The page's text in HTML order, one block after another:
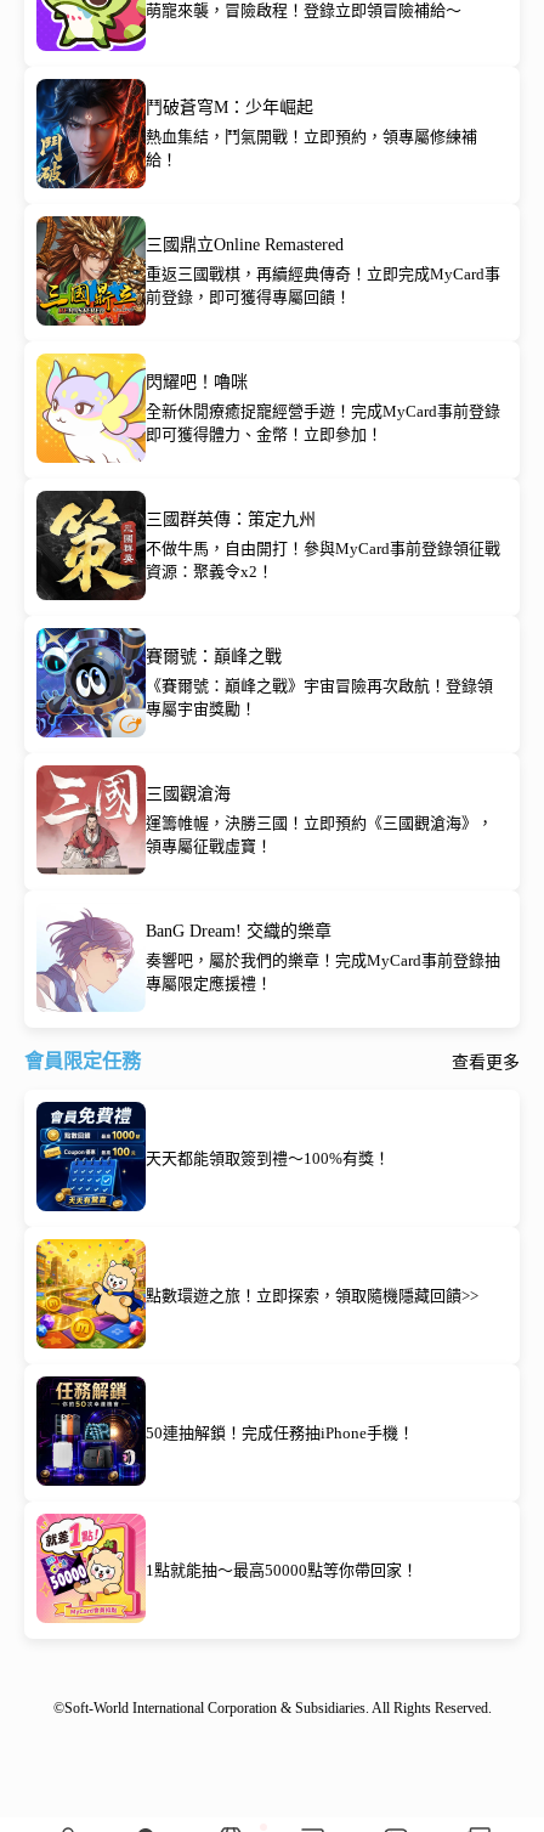
萌寵來襲，冒險啟程！登錄立即領冒險補給～
鬥破蒼穹M：少年崛起
熱血集結，鬥氣開戰！立即預約，領專屬修練補
給！
三國鼎立Online Remastered
重返三國戰棋，再續經典傳奇！立即完成MyCard事
前登錄，即可獲得專屬回饋！
閃耀吧！嚕咪
全新休閒療癒捉寵經營手遊！完成MyCard事前登錄
即可獲得體力、金幣！立即參加！
三國群英傳：策定九州
不做牛馬，自由開打！參與MyCard事前登錄領征戰
資源：聚義令x2！
賽爾號：巔峰之戰
《賽爾號：巔峰之戰》宇宙冒險再次啟航！登錄領
專屬宇宙獎勵！
三國觀滄海
運籌帷幄，決勝三國！立即預約《三國觀滄海》，
領專屬征戰虛寶！
BanG Dream! 交織的樂章
奏響吧，屬於我們的樂章！完成MyCard事前登錄抽
專屬限定應援禮！
會員限定任務 查看更多
天天都能領取簽到禮～100%有獎！
點數環遊之旅！立即探索，領取隨機隱藏回饋>>
50連抽解鎖！完成任務抽iPhone手機！
1點就能抽～最高50000點等你帶回家！
©Soft-World International Corporation & Subsidiaries. All Rights Reserved.